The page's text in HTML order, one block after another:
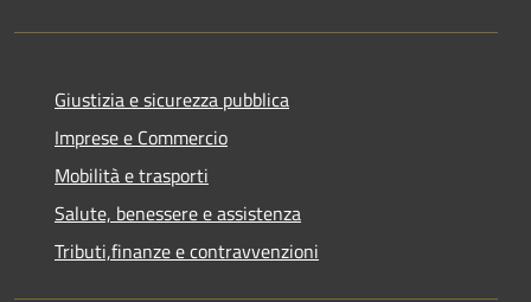
Giustizia e sicurezza pubblica
Imprese e Commercio
Mobilità e trasporti
Salute, benessere e assistenza
Tributi,finanze e contravvenzioni